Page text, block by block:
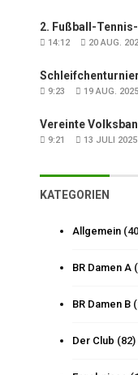
2. Fußball-
14:12 20 AUG.
9:23 19 AUG. 2025
Vereinte
9:21 13 JULI 2025
KATEGORIEN
Allgemein
BR Damen A
BR Damen B
Der Club (82)